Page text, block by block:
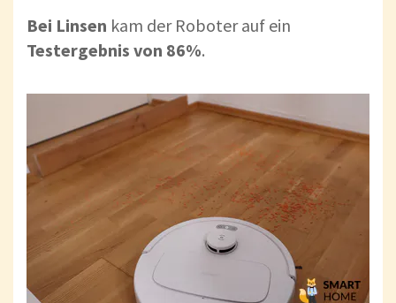
Bei Linsen kam der Roboter auf ein
Testergebnis von 86%.